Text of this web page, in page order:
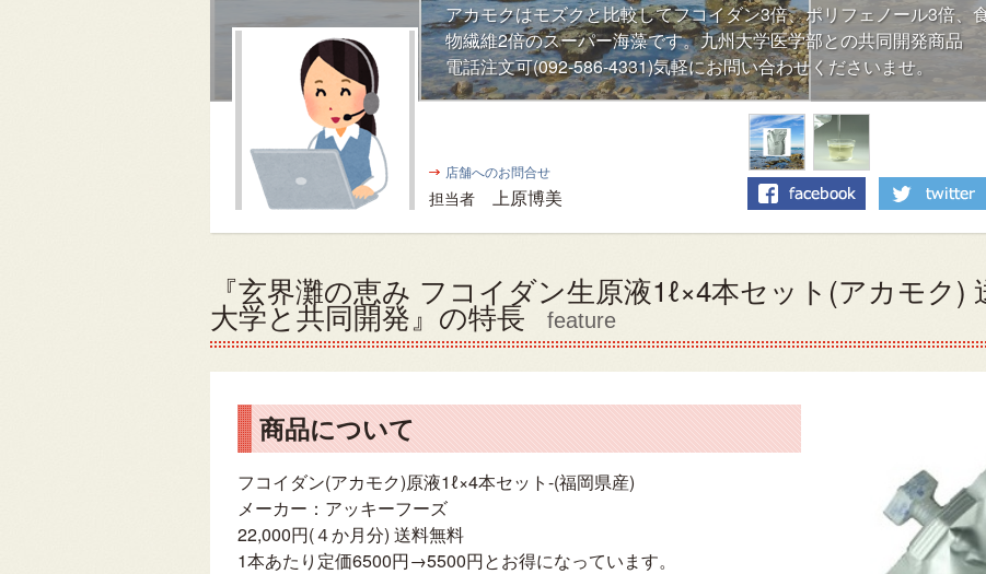
アカモクはモズクと比較してフコイダン3倍、ポリフェノール3倍、
物繊維2倍のスーパー海藻です。九州大学医学部との共同開発商品
電話注文可(092-586-4331)気軽にお問い合わせくださいませ。
店舗へのお問合せ
担当者 上原博美
『玄界灘の恵み フコイダン生原液1ℓ×4本セット(アカモク)
大学と共同開発』の特長 feature
商品について
フコイダン(アカモク)原液1ℓ×4本セット-(福岡県産)
メーカー：アッキーフーズ
22,000円(４か月分) 送料無料
1本あたり定価6500円→5500円とお得になっています。